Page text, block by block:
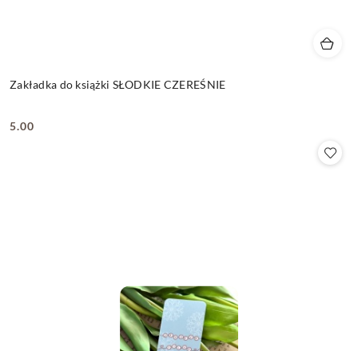
Zakładka do książki SŁODKIE CZEREŚNIE
Cena:
5.00